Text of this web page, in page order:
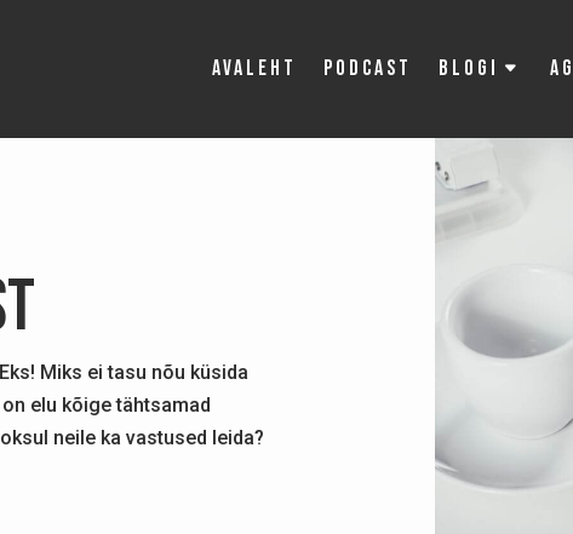
Avaleht Podcast Blogi
Miks ei tasu nõu küsida
elu kõige tähtsamad
neile ka vastused leida?